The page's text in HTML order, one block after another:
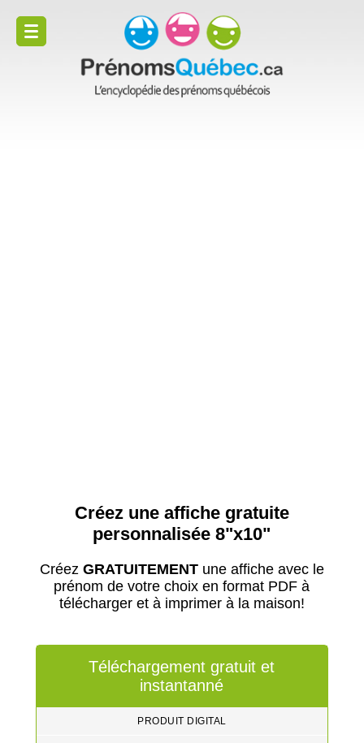
Créez une affiche gratuite
personnalisée 8"x10"
Créez GRATUITEMENTune affiche avec le
prénom de votre choix en format PDF à
télécharger et à imprimer à la maison!
Téléchargement gratuit et
instantanné
PRODUIT DIGITAL